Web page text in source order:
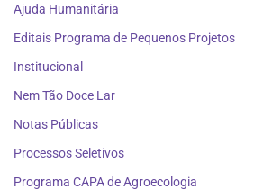
Ajuda Humanitária
Editais Programa de Pequenos Projetos
Institucional
Nem Tão Doce Lar
Notas Públicas
Processos Seletivos
Programa CAPA de Agroecologia